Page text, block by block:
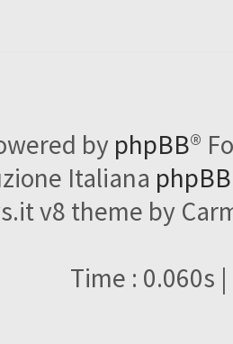
by phpBB®
Italiana
v8 theme by
Time : 0.060s